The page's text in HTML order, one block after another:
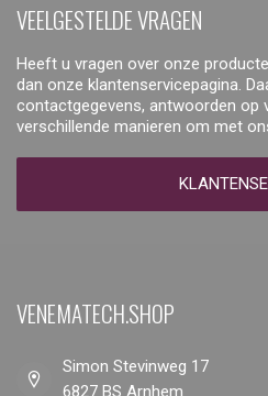
VEELGESTELDE VRAGEN
Heeft u vragen over onze
dan onze klantenservicepagina.
contactgegevens, antwoorden op
verschillende manieren om met
VENEMATECH.SHOP
Simon Stevinweg 17
6827 BS Arnhem